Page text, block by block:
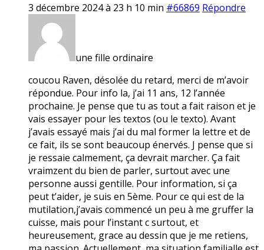
3 décembre 2024 à 23 h 10 min #66869 Répondre
une fille ordinaire
coucou Raven, désolée du retard, merci de m’avoir
répondue. Pour info la, j’ai 11 ans, 12 l’année
prochaine. Je pense que tu as tout a fait raison et je
vais essayer pour les textos (ou le texto). Avant
j’avais essayé mais j’ai du mal former la lettre et de
ce fait, ils se sont beaucoup énervés. J pense que si
je ressaie calmement, ça devrait marcher. Ça fait
vraimzent du bien de parler, surtout avec une
personne aussi gentille. Pour information, si ça
peut t’aider, je suis en 5ème. Pour ce qui est de la
mutilation,j’avais commencé un peu à me gruffer la
cuisse, mais pour l’instant c surtout, et
heureusement, grace au dessin que je me retiens,